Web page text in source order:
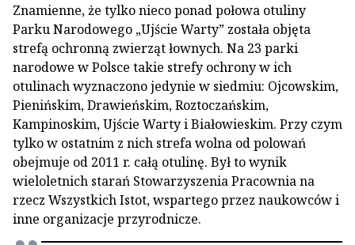
Znamienne, że tylko nieco ponad połowa otuliny
Parku Narodowego „Ujście Warty” została objęta
strefą ochronną zwierząt łownych. Na 23 parki
narodowe w Polsce takie strefy ochrony w ich
otulinach wyznaczono jedynie w siedmiu: Ojcowskim,
Pienińskim, Drawieńskim, Roztoczańskim,
Kampinoskim, Ujście Warty i Białowieskim. Przy czym
tylko w ostatnim z nich strefa wolna od polowań
obejmuje od 2011 r. całą otulinę. Był to wynik
wieloletnich starań Stowarzyszenia Pracownia na
rzecz Wszystkich Istot, wspartego przez naukowców i
inne organizacje przyrodnicze.